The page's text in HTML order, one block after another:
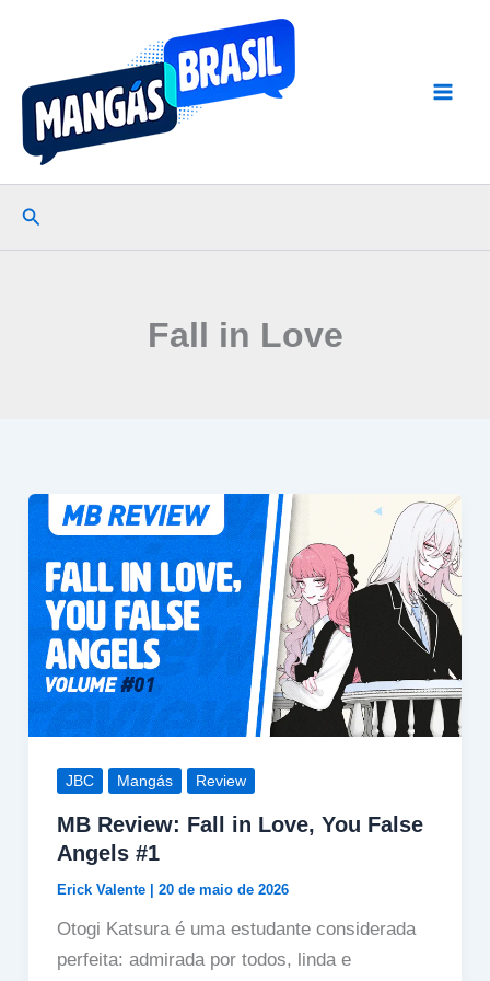
conteúdo
Pesquisar
Fall in Love
JBC Mangás Review
MB Review: Fall in Love, You False
Angels #1
Erick Valente 20 de maio de 2026
Otogi Katsura é uma estudante considerada
perfeita: admirada por todos, linda e